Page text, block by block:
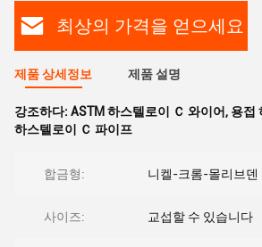
최상의 가격을 얻으세요
제품 상세정보 제품 설명
강조하다: ASTM 하스텔로이 Ｃ 와이어, 용접
하스텔로이 Ｃ 파이프
합금형: 니켈-크롬-몰리브덴
사이즈: 교섭할 수 있습니다